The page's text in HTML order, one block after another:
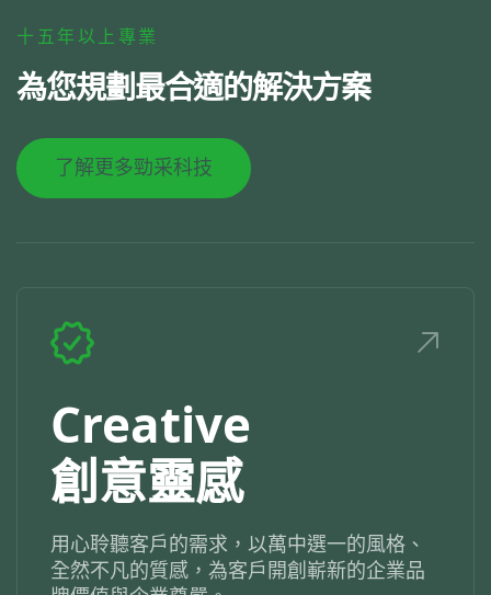
十五年以上專業
為您規劃最合適的解決方案
了解更多勁采科技
Creative
創意靈感
用心聆聽客戶的需求，以萬中選一的風格、
全然不凡的質感，為客戶開創嶄新的企業品